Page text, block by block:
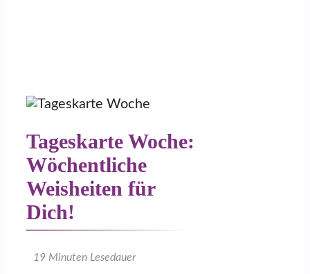
Tageskarte Woche:
Wöchentliche
Weisheiten für
Dich!
19 Minuten Lesedauer